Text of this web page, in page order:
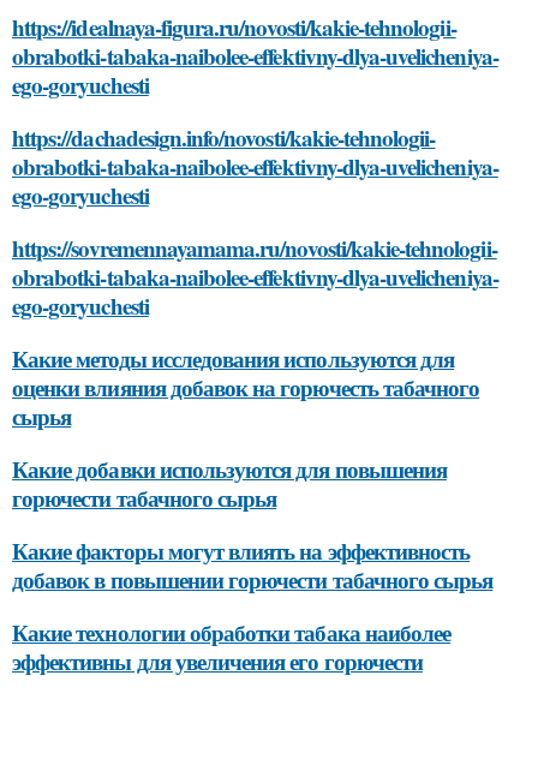
https://idealnaya-figura.ru/novosti/kakie-tehnologii-
obrabotki-tabaka-naibolee-effektivny-dlya-uvelicheniya-
ego-goryuchesti
https://dachadesign.info/novosti/kakie-tehnologii-
obrabotki-tabaka-naibolee-effektivny-dlya-uvelicheniya-
ego-goryuchesti
https://sovremennayamama.ru/novosti/kakie-tehnologii-
obrabotki-tabaka-naibolee-effektivny-dlya-uvelicheniya-
ego-goryuchesti
Какие методы исследования используются для
оценки влияния добавок на горючесть табачного
сырья
Какие добавки используются для повышения
горючести табачного сырья
Какие факторы могут влиять на эффективность
добавок в повышении горючести табачного сырья
Какие технологии обработки табака наиболее
эффективны для увеличения его горючести